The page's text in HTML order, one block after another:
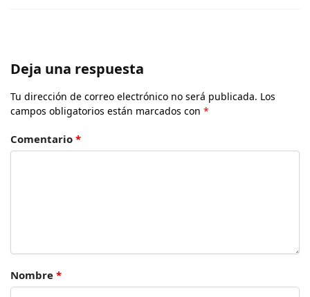
Deja una respuesta
Tu dirección de correo electrónico no será publicada. Los
campos obligatorios están marcados con *
Comentario *
Nombre *